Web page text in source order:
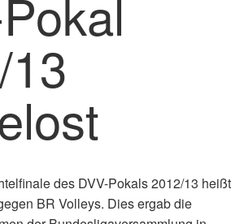
des DVV-Pokals 2012/13 heißt
BR Volleys. Dies ergab die